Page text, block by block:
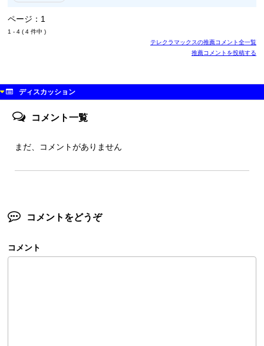
ページ：1
1 - 4 ( 4 件中 )
テレクラマックスの推薦コメント全一覧
推薦コメントを投稿する
ディスカッション
コメント一覧
まだ、コメントがありません
コメントをどうぞ
コメント